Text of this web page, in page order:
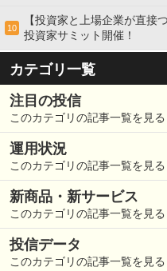
10
【投資家と上場企業が直接
投資家サミット開催！
カテゴリ一覧
注目の投信
このカテゴリの記事一覧を見る
運用状況
このカテゴリの記事一覧を見る
新商品・新サービス
このカテゴリの記事一覧を見る
投信データ
このカテゴリの記事一覧を見る